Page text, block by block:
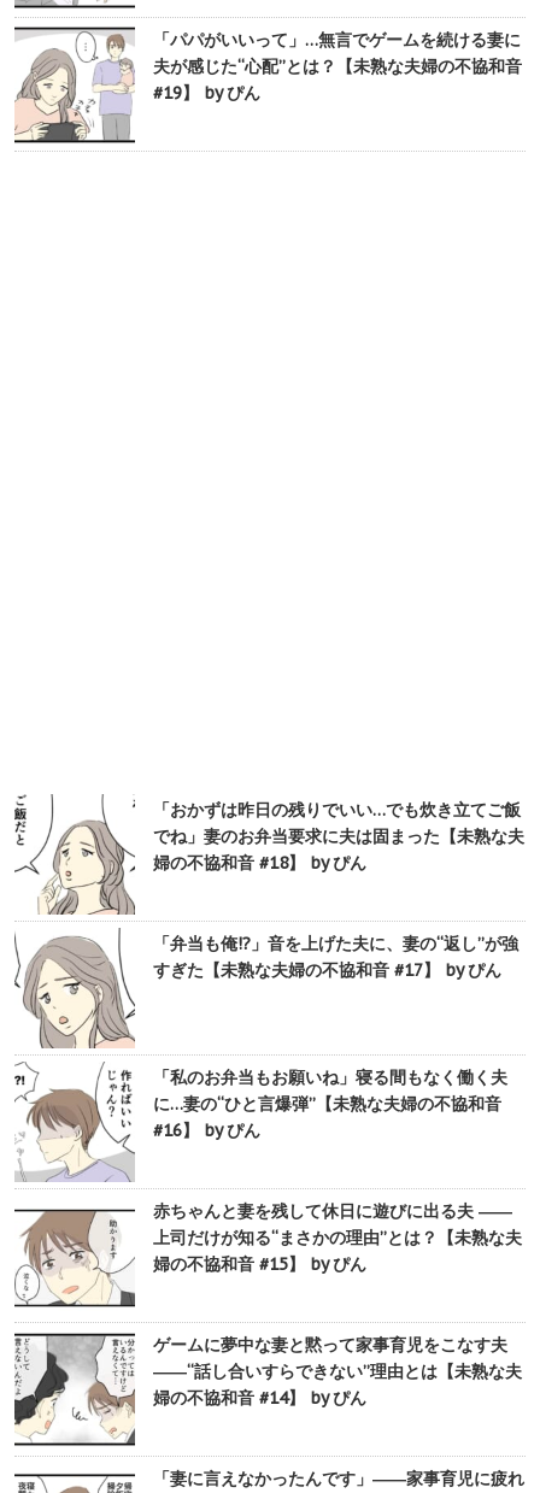
「パパがいいって」…無言でゲームを続ける妻に
夫が感じた“心配”とは？【未熟な夫婦の不協和音
#19】 by ぴん
「おかずは昨日の残りでいい…でも炊き立てご飯
でね」妻のお弁当要求に夫は固まった【未熟な夫
婦の不協和音 #18】 by ぴん
「弁当も俺!?」音を上げた夫に、妻の“返し”が強
すぎた【未熟な夫婦の不協和音 #17】 by ぴん
「私のお弁当もお願いね」寝る間もなく働く夫
に…妻の“ひと言爆弾”【未熟な夫婦の不協和音
#16】 by ぴん
赤ちゃんと妻を残して休日に遊びに出る夫 ――
上司だけが知る“まさかの理由”とは？【未熟な夫
婦の不協和音 #15】 by ぴん
ゲームに夢中な妻と黙って家事育児をこなす夫
――“話し合いすらできない”理由とは【未熟な夫
婦の不協和音 #14】 by ぴん
「妻に言えなかったんです」――家事育児に疲れ